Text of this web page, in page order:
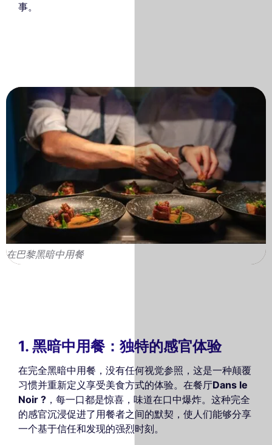
事。
在巴黎黑暗中用餐
1. 黑暗中用餐：独特的感官体验
在完全黑暗中用餐，没有任何视觉参照，这是一种颠覆
习惯并重新定义享受美食方式的体验。在餐厅Dans le
Noir ? ，每一口都是惊喜，味道在口中爆炸。这种完全
的感官沉浸促进了用餐者之间的默契，使人们能够分享
一个基于信任和发现的强烈时刻。